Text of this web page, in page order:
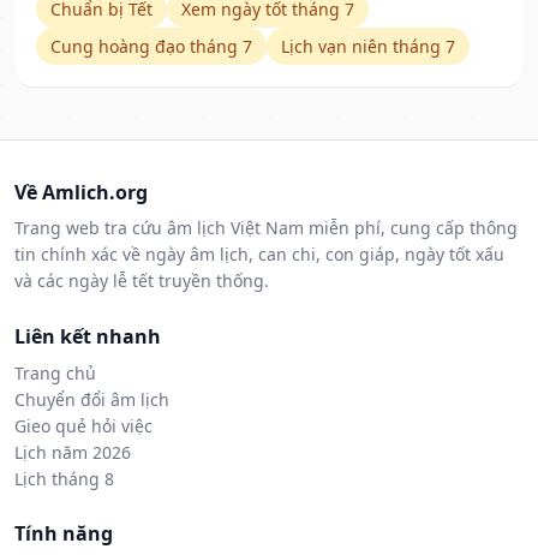
Chuẩn bị Tết
Xem ngày tốt tháng 7
Cung hoàng đạo tháng 7
Lịch vạn niên tháng 7
Về Amlich.org
Trang web tra cứu âm lịch Việt Nam miễn phí, cung cấp thông
tin chính xác về ngày âm lịch, can chi, con giáp, ngày tốt xấu
và các ngày lễ tết truyền thống.
Liên kết nhanh
Trang chủ
Chuyển đổi âm lịch
Gieo quẻ hỏi việc
Lịch năm 2026
Lịch tháng 8
Tính năng